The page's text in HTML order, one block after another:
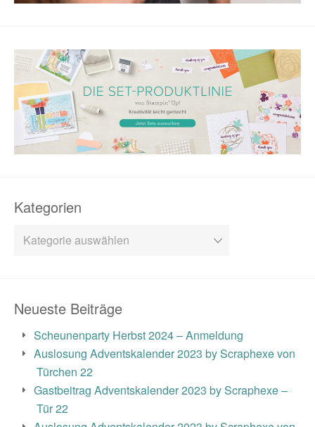
Kategorien
Kategorien
Neueste Beiträge
Scheunenparty Herbst 2024 – Anmeldung
Auslosung Adventskalender 2023 by Scraphexe von
Türchen 22
Gastbeitrag Adventskalender 2023 by Scraphexe –
Tür 22